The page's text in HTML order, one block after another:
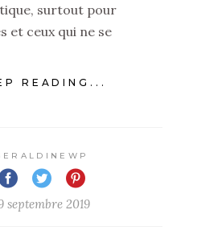
surtout pour
et ceux qui ne se
READING...
septembre 2019